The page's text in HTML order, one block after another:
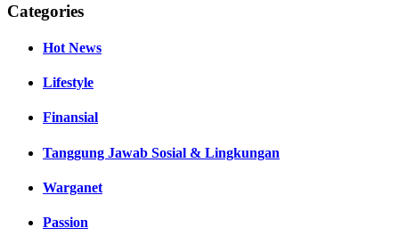
Categories
Hot News
Lifestyle
Finansial
Tanggung Jawab Sosial & Lingkungan
Warganet
Passion